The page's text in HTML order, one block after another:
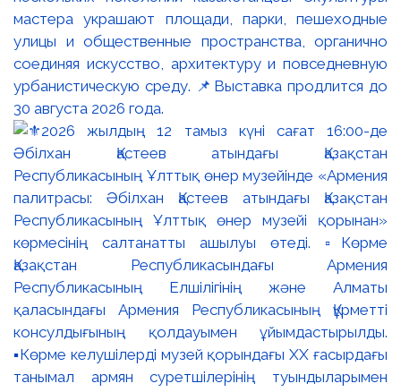
мастера украшают площади, парки, пешеходные
улицы и общественные пространства, органично
соединяя искусство, архитектуру и повседневную
урбанистическую среду. 📌Выставка продлится до
30 августа 2026 года.